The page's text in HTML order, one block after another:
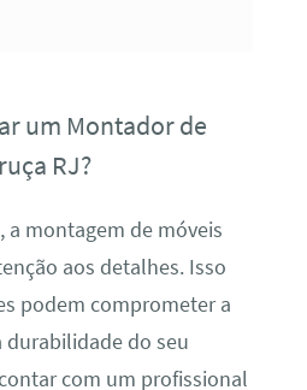
um Montador de
RJ?
a montagem de móveis
aos detalhes. Isso
podem comprometer a
do seu
com um profissional